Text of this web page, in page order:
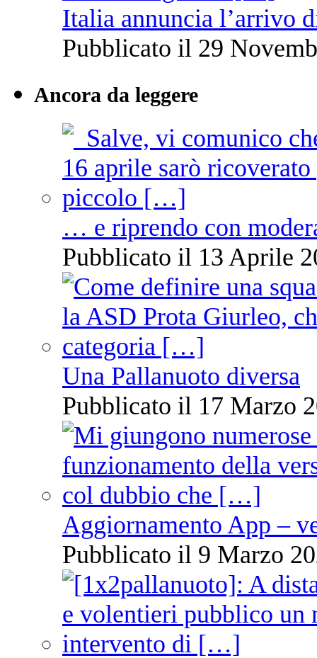
Italia annuncia l’arrivo
Pubblicato il 29
Ancora da leggere
… e riprendo con
Pubblicato il 13 Aprile
Una Pallanuoto diversa
Pubblicato il 17 Marzo
Aggiornamento App –
Pubblicato il 9 Marzo